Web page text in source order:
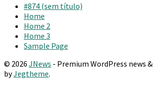
#874 (sem título)
Home
Home 2
Home 3
Sample Page
© 2026 JNews - Premium WordPress news
byJegtheme.